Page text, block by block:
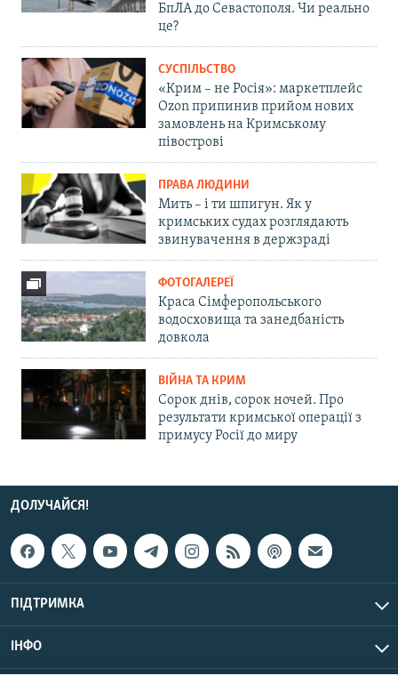
БпЛА до Севастополя. Чи реально
це?
СУСПІЛЬСТВО
«Крим – не Росія»: маркетплейс
Ozon припинив прийом нових
замовлень на Кримському
півострові
ПРАВА ЛЮДИНИ
Мить – і ти шпигун. Як у
кримських судах розглядають
звинувачення в держзраді
ФОТОГАЛЕРЕЇ
Краса Сімферопольського
водосховища та занедбаність
довкола
ВІЙНА ТА КРИМ
Сорок днів, сорок ночей. Про
результати кримської операції з
примусу Росії до миру
ДОЛУЧАЙСЯ!
ПІДТРИМКА
ІНФО